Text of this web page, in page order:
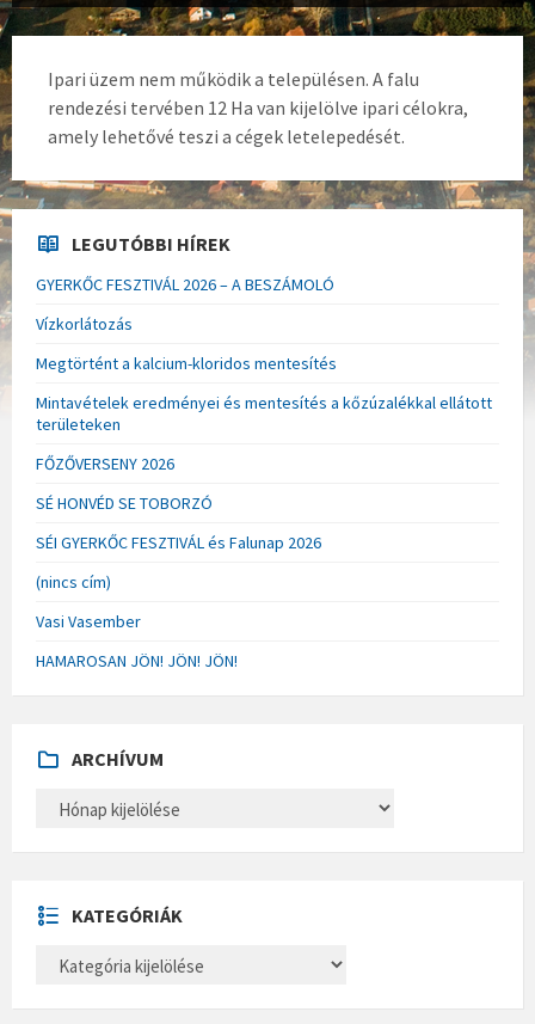
Ipari üzem nem működik a településen. A falu
rendezési tervében 12 Ha van kijelölve ipari célokra,
amely lehetővé teszi a cégek letelepedését.
LEGUTÓBBI HÍREK
GYERKŐC FESZTIVÁL 2026 – A BESZÁMOLÓ
Vízkorlátozás
Megtörtént a kalcium-kloridos mentesítés
Mintavételek eredményei és mentesítés a kőzúzalékkal ellátott
területeken
FŐZŐVERSENY 2026
SÉ HONVÉD SE TOBORZÓ
SÉI GYERKŐC FESZTIVÁL és Falunap 2026
(nincs cím)
Vasi Vasember
HAMAROSAN JÖN! JÖN! JÖN!
ARCHÍVUM
H
U
M
KATEGÓRIÁK
E